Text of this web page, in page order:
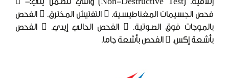
فحص الجسيمات المغناطيسية.  التفتيش المخترق.  الفحص
بالموجات فوق الصوتية.  الفحص الحالي إيدي.  الفحص
بأشعة إكس.  الفحص بأشعة جاما.